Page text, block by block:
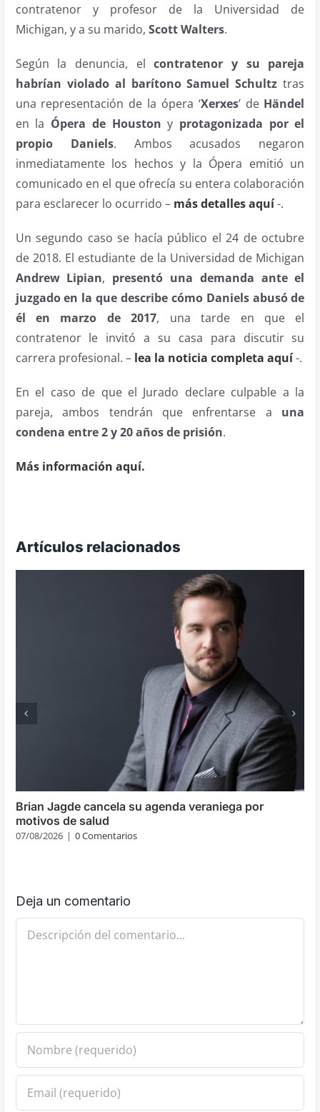
contratenor y profesor de la Universidad de
Michigan, y a su marido, Scott Walters.
Según la denuncia, elcontratenor y su pareja
habrían violado al barítono Samuel Schultz tras
una representación de la ópera ‘Xerxes’ de Händel
en la Ópera de Houston y protagonizada por el
propio Daniels. Ambos acusados negaron
inmediatamente los hechos y la Ópera emitió un
comunicado en el que ofrecía su entera colaboración
para esclarecer lo ocurrido – más detalles aquí-.
Un segundo caso se hacía público el 24 de octubre
de 2018. El estudiante de la Universidad de Michigan
Andrew Lipian, presentó una demanda ante el
juzgado en la que describe cómo Daniels abusó de
él en marzo de 2017, una tarde en que el
contratenor le invitó a su casa para discutir su
carrera profesional. – lea la noticia completa aquí-.
En el caso de que el Jurado declare culpable a la
pareja, ambos tendrán que enfrentarse a una
condena entre 2 y 20 años de prisión.
Más información aquí.
Artículos relacionados
Brian Jagde cancela su agenda veraniega por
motivos de salud
07/08/2026 | 0 Comentarios
Deja un comentario
Comentario